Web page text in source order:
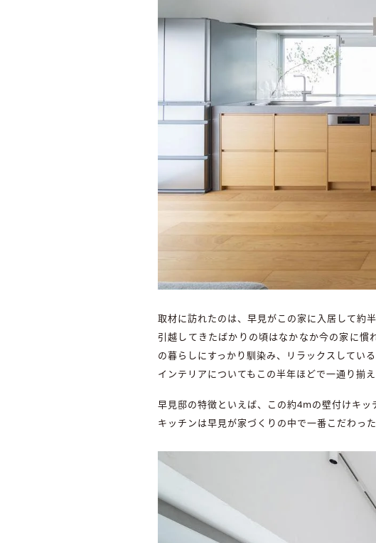
取材に訪れたのは、早見がこの家に入居して約半
引越してきたばかりの頃はなかなか今の家に慣
の暮らしにすっかり馴染み、リラックスしている
インテリアについてもこの半年ほどで一通り揃
早見邸の特徴といえば、この約4mの壁付けキッ
キッチンは早見が家づくりの中で一番こだわった